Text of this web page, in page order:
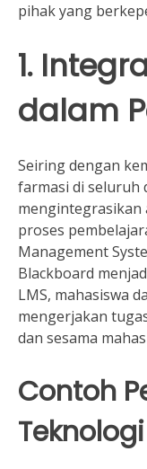
pihak yang
1.
dalam
Seiring dengan
farmasi di seluruh
mengintegrasikan
proses
Management
Blackboard
LMS, mahasiswa
mengerjakan
dan sesama
Contoh
Teknologi